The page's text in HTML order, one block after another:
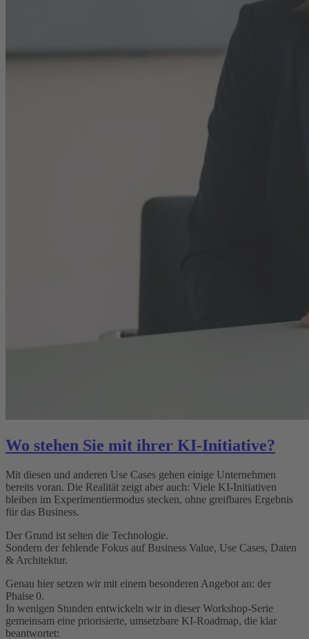
Wo stehen Sie mit ihrer KI-Initiative?
Mit diesen und anderen Use Cases gehen einige Unternehmen
bereits voran. Die Realität zeigt aber auch: Viele KI‑Initiativen
bleiben im Experimentiermodus stecken, ohne greifbares Ergebnis
für das Business.
Der Grund ist selten die Technologie.
Sondern der fehlende Fokus auf Business Value, Use Cases, Daten
& Architektur.
Genau hier setzen wir mit einem besonderen Angebot an: der
Phaise 0.
In wenigen Stunden entwickeln wir in dieser Workshop-Serie
gemeinsam eine priorisierte, umsetzbare KI‑Roadmap, die klar
beantwortet: